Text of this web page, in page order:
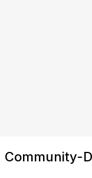
Community-